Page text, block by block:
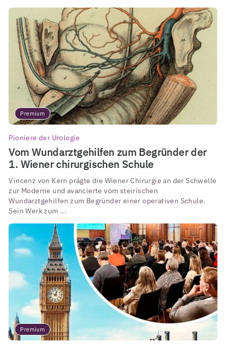
Premium
Pioniere der Urologie
Vom Wundarztgehilfen zum Begründer der
1. Wiener chirurgischen Schule
Vincenz von Kern prägte die Wiener Chirurgie an der Schwelle
zur Moderne und avancierte vom steirischen
Wundarztgehilfen zum Begründer einer operativen Schule.
Sein Werk zum ...
Premium